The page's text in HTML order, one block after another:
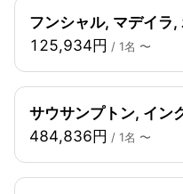
フンシャル, マデイラ
125,934円 / 1名 〜
サウサンプトン, イン
484,836円 / 1名 〜